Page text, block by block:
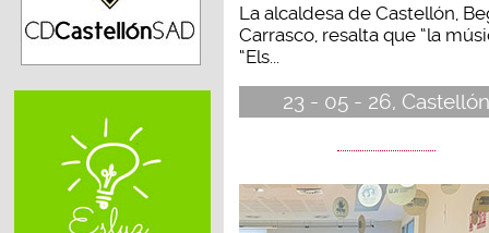
La alcaldesa de Castellón,
Carrasco, resalta que “la
“Els...
23 - 05 - 26, Castellón